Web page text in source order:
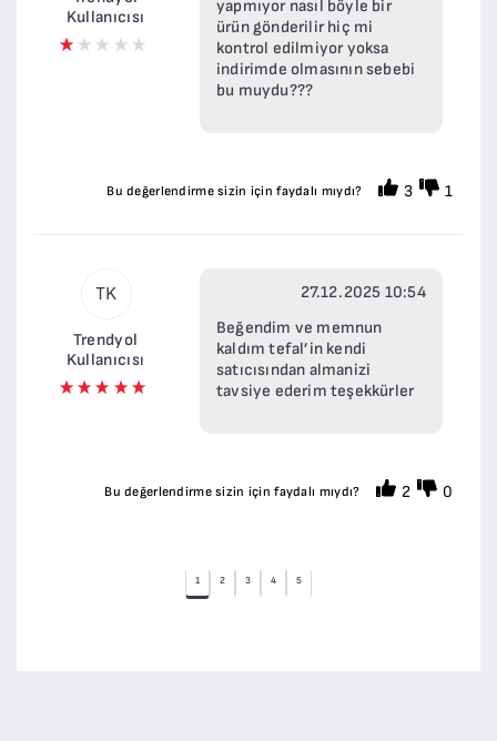
Kullanıcısı
yapmıyor nasıl böyle bir
ürün gönderilir hiç mi
kontrol edilmiyor yoksa
indirimde olmasının sebebi
bu muydu???
Bu değerlendirme sizin için faydalı mıydı? 3 1
TK
Trendyol
Kullanıcısı
27.12.2025 10:54
Beğendim ve memnun
kaldım tefal’in kendi
satıcısından almanizi
tavsiye ederim teşekkürler
Bu değerlendirme sizin için faydalı mıydı? 2 0
1 2 3 4 5